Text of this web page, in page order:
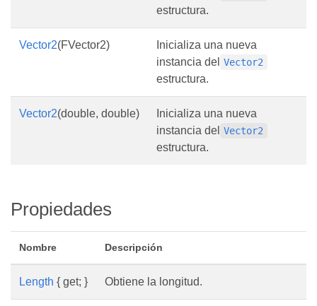
estructura.
Vector2(FVector2)
Inicializa una nueva
instancia del Vector2
estructura.
Vector2(double, double)
Inicializa una nueva
instancia del Vector2
estructura.
Propiedades
Nombre Descripción
Length { get; } Obtiene la longitud.